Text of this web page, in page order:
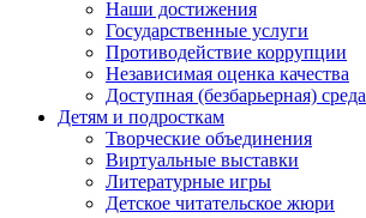
Наши достижения
Государственные услуги
Противодействие коррупции
Независимая оценка качества
Доступная (безбарьерная) среда
Детям и подросткам
Творческие объединения
Виртуальные выставки
Литературные игры
Детское читательское жюри